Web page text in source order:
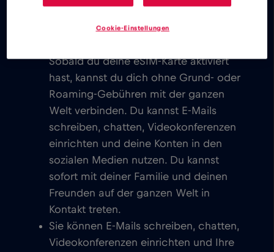
ganz Tangerang.
Sobald du deine eSIM-Karte aktiviert
hast, kannst du dich ohne Grund- oder
Roaming-Gebühren mit der ganzen
Welt verbinden. Du kannst E-Mails
schreiben, chatten, Videokonferenzen
einrichten und deine Konten in den
sozialen Medien nutzen. Du kannst
sofort mit deiner Familie und deinen
Freunden auf der ganzen Welt in
Kontakt treten.
Sie können E-Mails schreiben, chatten,
Videokonferenzen einrichten und Ihre
Cookie-Einstellungen